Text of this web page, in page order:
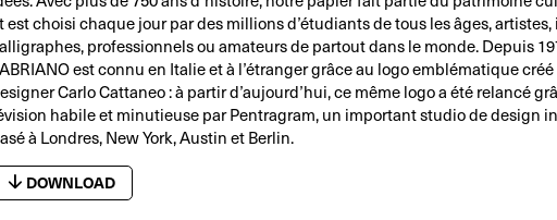
est choisi chaque jour par des millions d’étudiants de tous les âges,
professionnels ou amateurs de partout dans le monde. Depuis
est connu en Italie et à l’étranger grâce au logo emblématique
Carlo Cattaneo : à partir d’aujourd’hui, ce même logo a été relancé
habile et minutieuse par Pentragram, un important studio de design
à Londres, New York, Austin et Berlin.
DOWNLOAD